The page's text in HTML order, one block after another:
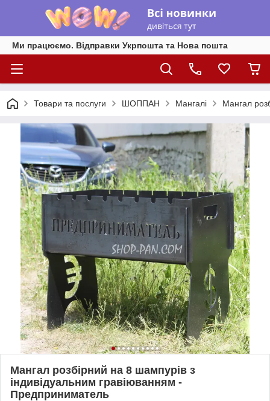
Ми працюємо. Відправки Укрпошта та Нова пошта
Товари та послуги ШОППАН Мангалі Мангал
Мангал розбірний на 8 шампурів з
індивідуальним гравіюванням -
Предприниматель